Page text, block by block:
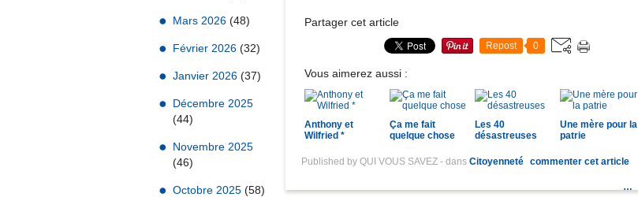
Mars 2026 (48)
Février 2026 (32)
Janvier 2026 (37)
Décembre 2025
(44)
Novembre 2025
(46)
Octobre 2025 (58)
Partager cet article
Repost 0
Vous aimerez aussi :
Anthony et
Wilfried *
Ça me fait
quelque chose
Les 40
désastreuses
Une mère pour la
patrie
Published by QUI VOUS SAVEZ - dans Citoyenneté commenter cet article
…